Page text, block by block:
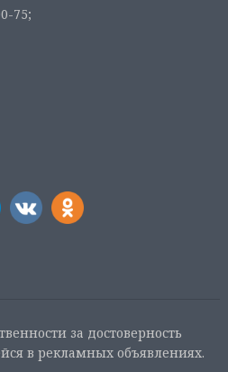
75;
за достоверность
в рекламных объявлениях.